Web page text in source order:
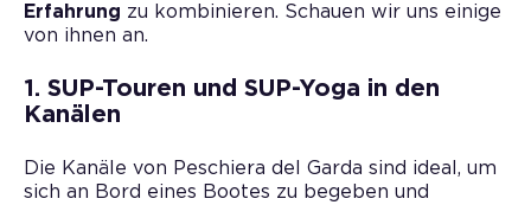
Erfahrung zu kombinieren. Schauen wir uns einige
von ihnen an.
1. SUP-Touren und SUP-Yoga in den
Kanälen
Die Kanäle von Peschiera del Garda sind ideal, um
sich an Bord eines Bootes zu begeben und